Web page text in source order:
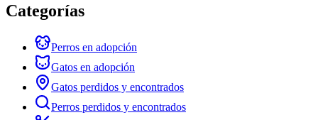
Categorías
Perros en adopción
Gatos en adopción
Gatos perdidos y encontrados
Perros perdidos y encontrados